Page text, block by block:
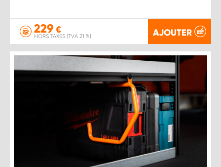
229 €
HORS TAXES (TVA 21 %) AJOUTER